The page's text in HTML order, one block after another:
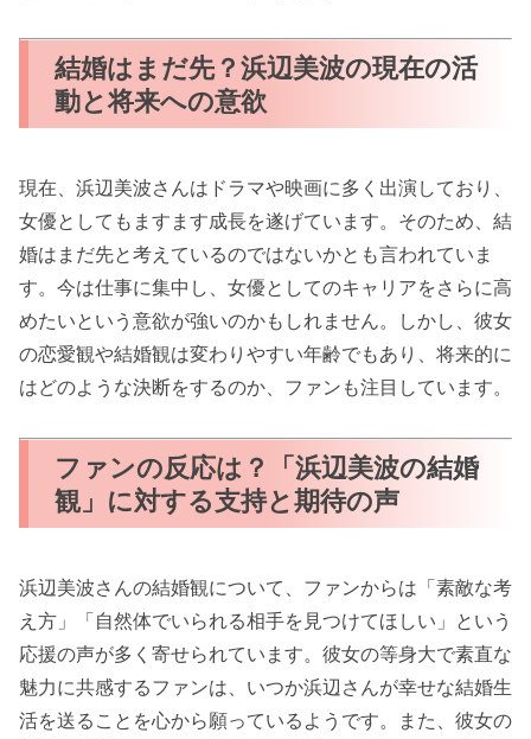
結婚はまだ先？浜辺美波の現在の活
動と将来への意欲
現在、浜辺美波さんはドラマや映画に多く出演しており、
女優としてもますます成長を遂げています。そのため、結
婚はまだ先と考えているのではないかとも言われていま
す。今は仕事に集中し、女優としてのキャリアをさらに高
めたいという意欲が強いのかもしれません。しかし、彼女
の恋愛観や結婚観は変わりやすい年齢でもあり、将来的に
はどのような決断をするのか、ファンも注目しています。
ファンの反応は？「浜辺美波の結婚
観」に対する支持と期待の声
浜辺美波さんの結婚観について、ファンからは「素敵な考
え方」「自然体でいられる相手を見つけてほしい」という
応援の声が多く寄せられています。彼女の等身大で素直な
魅力に共感するファンは、いつか浜辺さんが幸せな結婚生
活を送ることを心から願っているようです。また、彼女の